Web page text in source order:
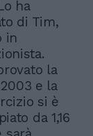
ha
di Tim,
in
la
e la
si è
da 1,16